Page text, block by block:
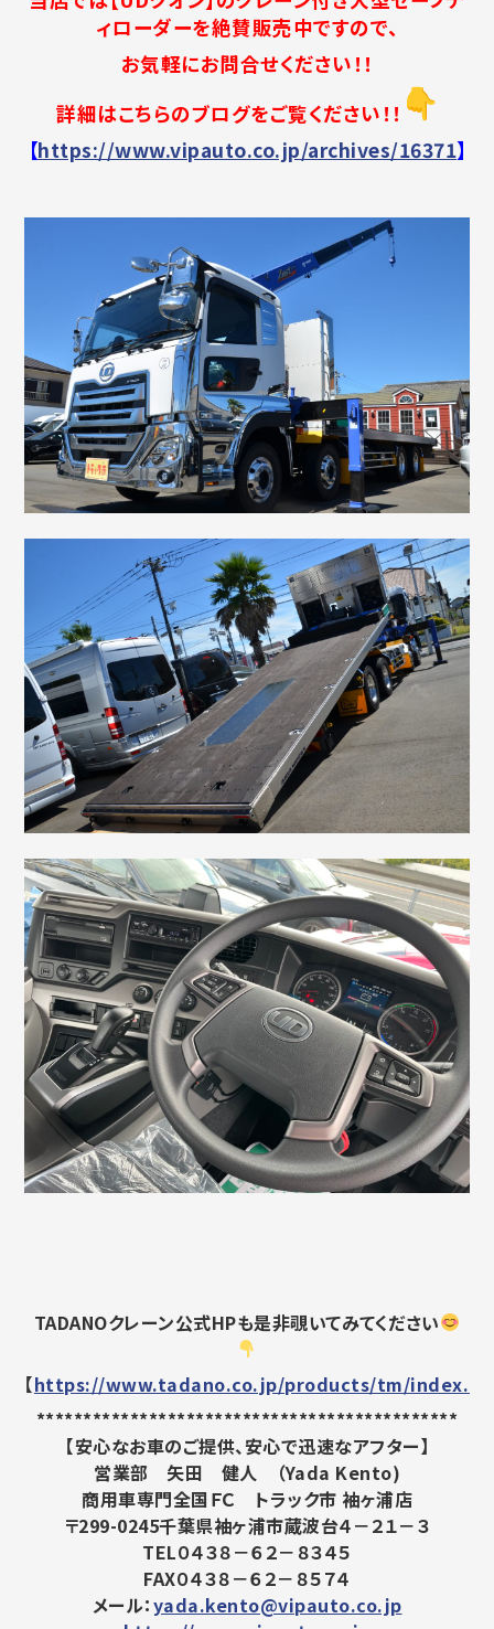
ィローダーを絶賛販売中ですので、
お気軽にお問合せください！！
詳細はこちらのブログをご覧ください！！
【https://www.vipauto.co.jp/archives/16371】
TADANOクレーン公式HPも是非覗いてみてください
【https://www.tadano.co.jp/products/tm/
*********************************************
【安心なお車のご提供、安心で迅速なアフター】
営業部 矢田 健人 （Yada Kento)
商用車専門全国ＦＣ トラック市 袖ヶ浦店
〒299-0245千葉県袖ヶ浦市蔵波台４－２１－３
TEL０４３８－６２－８３４５
FAX０４３８－６２－８５７４
メール：yada.kento@vipauto.co.jp